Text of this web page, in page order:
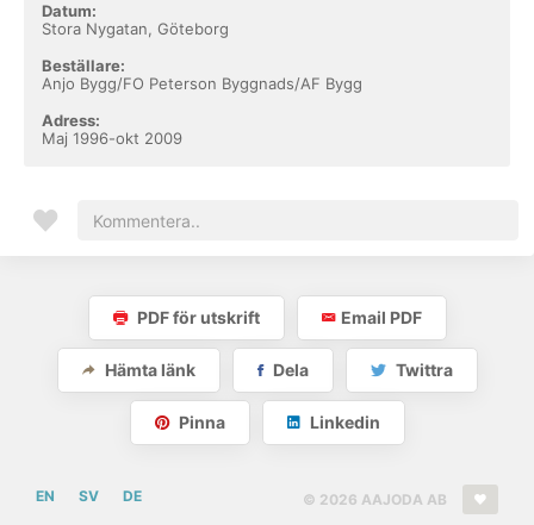
Datum:
Stora Nygatan, Göteborg
Beställare:
Anjo Bygg/FO Peterson Byggnads/AF Bygg
Adress:
Maj 1996-okt 2009
PDF för utskrift Email PDF
Hämta länk Dela Twittra
Pinna Linkedin
© 2026 AAJODA AB
EN SV DE